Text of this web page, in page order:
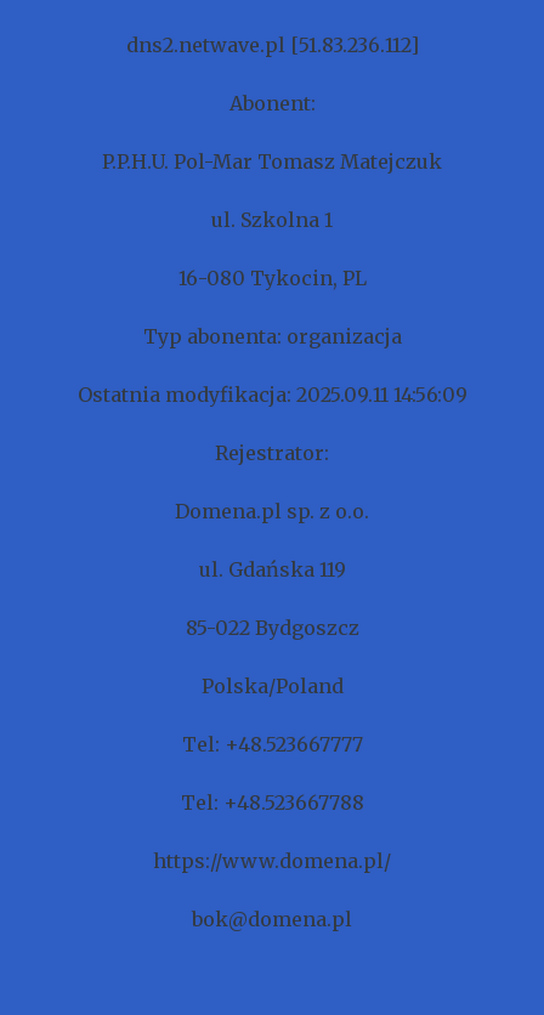
dns2.netwave.pl [51.83.236.112]
Abonent:
P.P.H.U. Pol-Mar Tomasz Matejczuk
ul. Szkolna 1
16-080 Tykocin, PL
Typ abonenta: organizacja
Ostatnia modyfikacja: 2025.09.11 14:56:09
Rejestrator:
Domena.pl sp. z o.o.
ul. Gdańska 119
85-022 Bydgoszcz
Polska/Poland
Tel: +48.523667777
Tel: +48.523667788
https://www.domena.pl/
bok@domena.pl